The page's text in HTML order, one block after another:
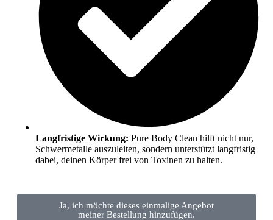
Langfristige Wirkung: Pure Body Clean hilft nicht nur,
Schwermetalle auszuleiten, sondern unterstützt langfristig
dabei, deinen Körper frei von Toxinen zu halten.
Ja, ich möchte dieses einmalige Angebot
meiner Bestellung hinzufügen.